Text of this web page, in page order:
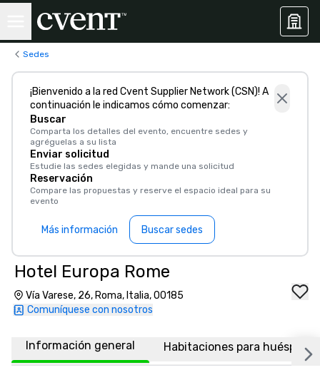
Sedes
¡Bienvenido a la red Cvent Supplier Network (CSN)! A
continuación le indicamos cómo comenzar:
Buscar
Comparta los detalles del evento, encuentre sedes y
agréguelas a su lista
Enviar solicitud
Estudie las sedes elegidas y mande una solicitud
Reservación
Compare las propuestas y reserve el espacio ideal para su
evento
Más información Buscar sedes
Hotel Europa Rome
Vía Varese, 26, Roma, Italia, 00185
Comuníquese con nosotros
Información general Habitaciones para